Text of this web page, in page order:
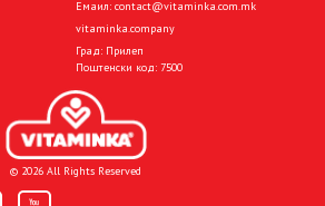
Емаил: contact@vitaminka.com.mk
vitaminka.company
Град: Прилеп
Поштенски код: 7500
© 2026 All Rights Reserved